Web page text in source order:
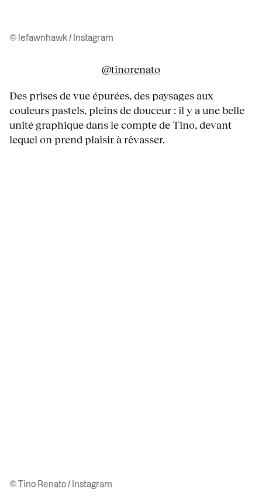
© lefawnhawk / Instagram
@tinorenato
Des prises de vue épurées, des paysages aux
couleurs pastels, pleins de douceur : il y a une belle
unité graphique dans le compte de Tino, devant
lequel on prend plaisir à rêvasser.
© Tino Renato / Instagram